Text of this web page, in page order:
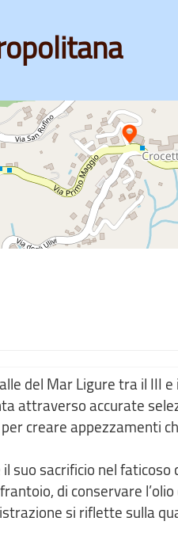
del Mar Ligure tra il III
attraverso accurate
creare appezzamenti
suo sacrificio nel
di conservare
si riflette sulla